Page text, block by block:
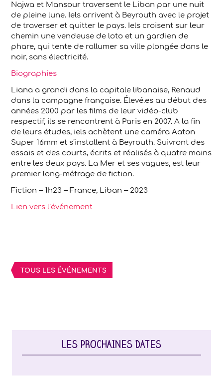
Najwa et Mansour traversent le Liban par une nuit
de pleine lune. Iels arrivent à Beyrouth avec le projet
de traverser et quitter le pays. Iels croisent sur leur
chemin une vendeuse de loto et un gardien de
phare, qui tente de rallumer sa ville plongée dans le
noir, sans électricité.
Biographies
Liana a grandi dans la capitale libanaise, Renaud
dans la campagne française. Élevé.es au début des
années 2000 par les films de leur vidéo-club
respectif, ils se rencontrent à Paris en 2007. A la fin
de leurs études, iels achètent une caméra Aaton
Super 16mm et s’installent à Beyrouth. Suivront des
essais et des courts, écrits et réalisés à quatre mains
entre les deux pays. La Mer et ses vagues, est leur
premier long-métrage de fiction.
Fiction – 1h23 – France, Liban – 2023
Lien vers l’événement
TOUS LES ÉVÉNEMENTS
LES PROCHAINES DATES